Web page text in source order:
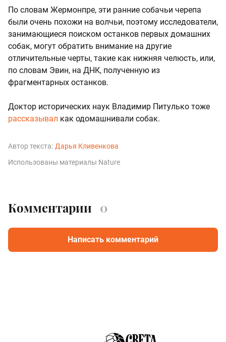
По словам Жермонпре, эти ранние собачьи черепа
были очень похожи на волчьи, поэтому исследователи,
занимающиеся поиском останков первых домашних
собак, могут обратить внимание на другие
отличительные черты, такие как нижняя челюсть, или,
по словам Эвин, на ДНК, полученную из
фрагментарных останков.
Доктор исторических наук Владимир Питулько тоже
рассказывал как одомашнивали собак.
Автор текста: Дарья Кливенкова
Использованы материалы Nature
Комментарии 0
Написать комментарий